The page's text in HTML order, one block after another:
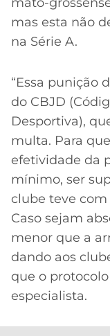
mas esta não
na Série A.
“Essa punição
do CBJD
Desportiva),
multa. Para
efetividade da
mínimo, ser
clube teve com
Caso sejam
menor que a
dando aos
que o
especialista.